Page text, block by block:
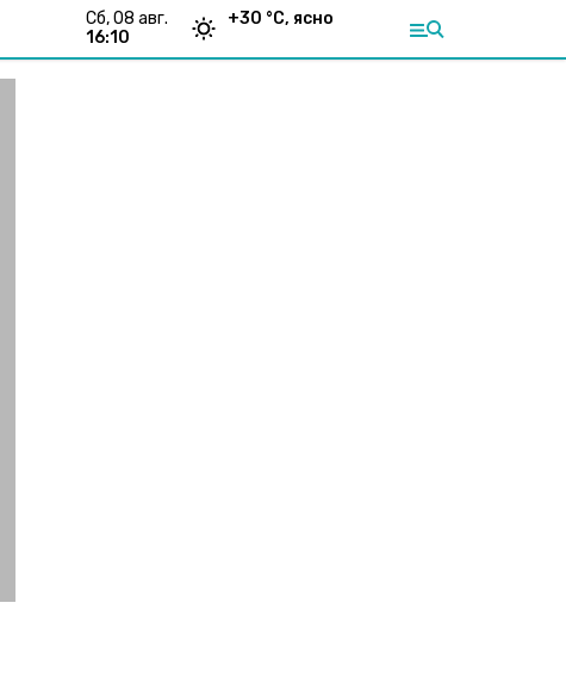
сб, 08 авг.
16:10
+30 °С, ясно